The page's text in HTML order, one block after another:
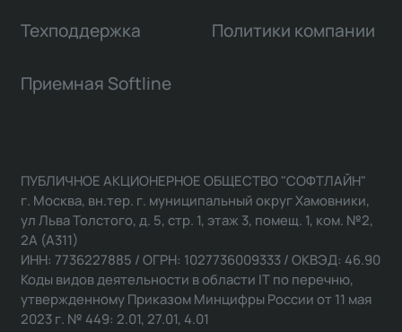
Техподдержка Политики компании
Приемная Softline
ПУБЛИЧНОЕ АКЦИОНЕРНОЕ ОБЩЕСТВО "СОФТЛАЙН"
г. Москва, вн.тер. г. муниципальный округ Хамовники,
ул Льва Толстого, д. 5, стр. 1, этаж 3, помещ. 1, ком. №2,
2А (А311)
ИНН: 7736227885 / ОГРН: 1027736009333 / ОКВЭД: 46.90
Коды видов деятельности в области IT по перечню,
утвержденному Приказом Минцифры России от 11 мая
2023 г. № 449: 2.01, 27.01, 4.01